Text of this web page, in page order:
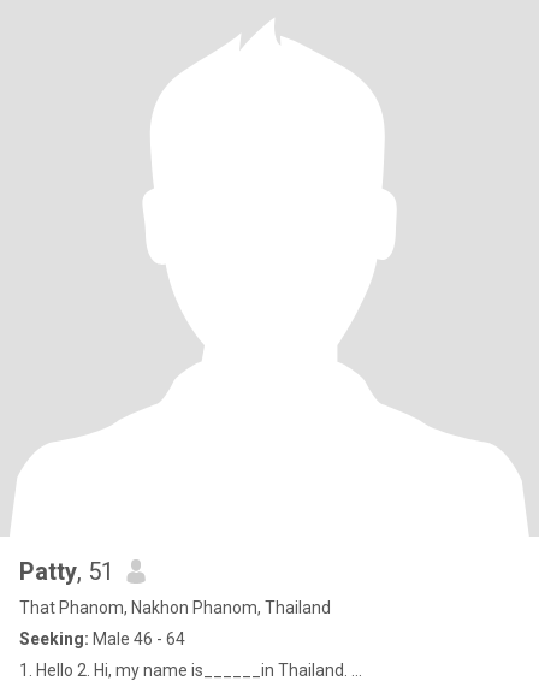
Patty, 51
That Phanom, Nakhon Phanom, Thailand
Seeking: Male 46 - 64
1. Hello 2. Hi, my name is______in Thailand. ...